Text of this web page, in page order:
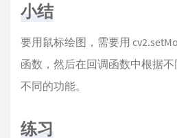
小结
要用鼠标绘图，需要用
函数，然后在回调函数中根据
不同的功能。
练习